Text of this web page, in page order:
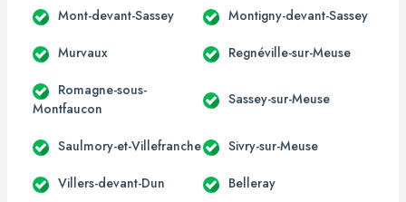
Mont-devant-Sassey Montigny-devant-Sassey
Murvaux Regnéville-sur-Meuse
Romagne-sous-
Montfaucon
Sassey-sur-Meuse
Saulmory-et-Villefranche Sivry-sur-Meuse
Villers-devant-Dun Belleray